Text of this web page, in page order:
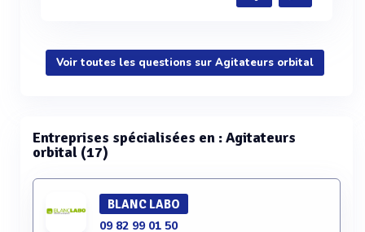
Voir toutes les questions sur Agitateurs orbital
Entreprises spécialisées en : Agitateurs
orbital (17)
BLANC LABO
09 82 99 01 50